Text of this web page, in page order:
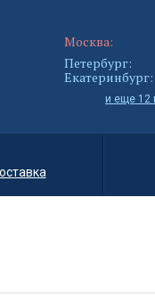
Москва:
Петербург:
Екатеринбург:
и еще 12